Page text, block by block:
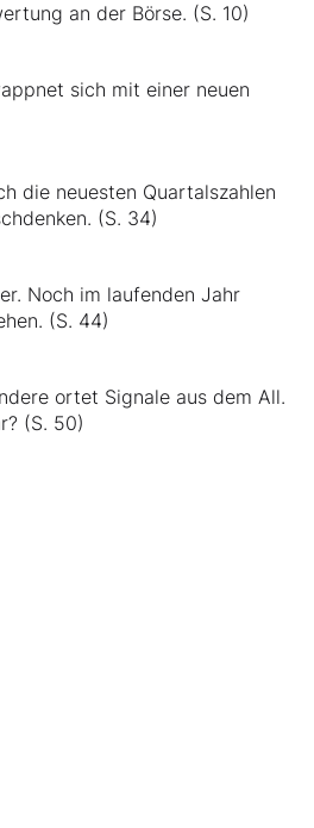
an der Börse. (S. 10)
sich mit einer neuen
die neuesten Quartalszahlen
(S. 34)
Noch im laufenden Jahr
(S. 44)
ortet Signale aus dem All.
(S. 50)